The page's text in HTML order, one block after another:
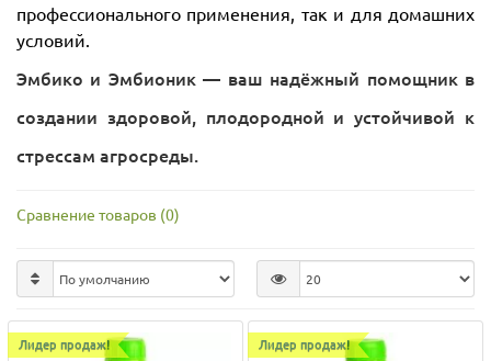
профессионального применения, так и для домашних
условий.
Эмбико и Эмбионик — ваш надёжный помощник в
создании здоровой, плодородной и устойчивой к
стрессам агросреды.
Сравнение товаров (0)
Лидер продаж! Лидер продаж!